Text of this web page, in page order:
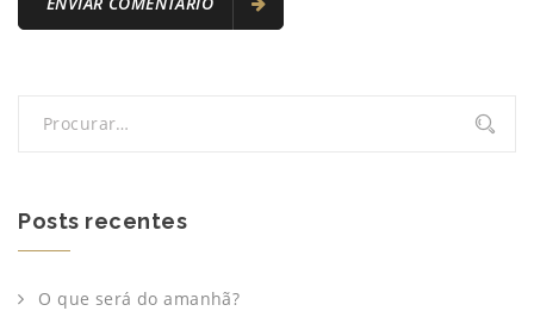
Posts recentes
O que será do amanhã?